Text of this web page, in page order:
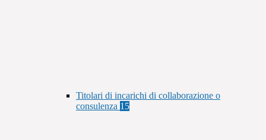
Titolari di incarichi di collaborazione o
consulenza 15